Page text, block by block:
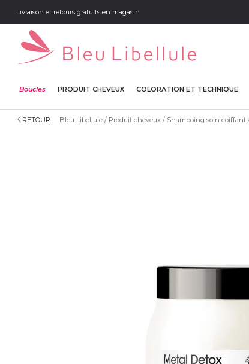
Livraison et retours gratuits en magasin
Boucles PRODUIT CHEVEUX COLORATION ET TECHNIQUE
RETOUR Bleu Libellule Produit cheveux Shampoing soin coiffant